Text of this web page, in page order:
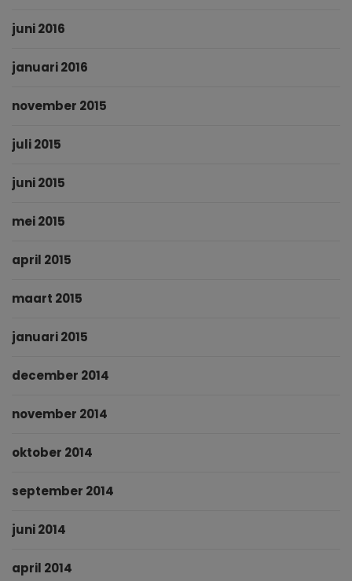
juni 2016
januari 2016
november 2015
juli 2015
juni 2015
mei 2015
april 2015
maart 2015
januari 2015
december 2014
november 2014
oktober 2014
september 2014
juni 2014
april 2014